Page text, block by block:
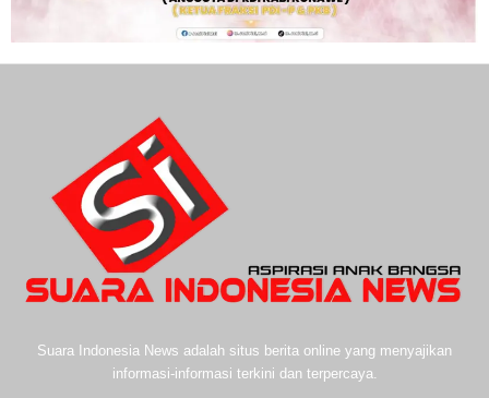
Suara Indonesia News adalah situs berita online yang menyajikan
informasi-informasi terkini dan terpercaya.